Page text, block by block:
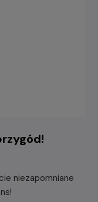
niezapomniane